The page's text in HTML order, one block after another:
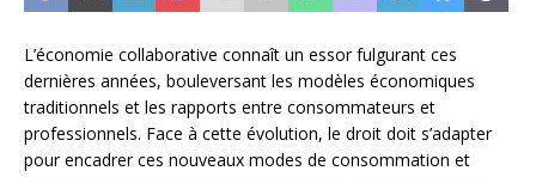
L’économie collaborative connaît un essor fulgurant ces
dernières années, bouleversant les modèles économiques
traditionnels et les rapports entre consommateurs et
professionnels. Face à cette évolution, le droit doit s’adapter
pour encadrer ces nouveaux modes de consommation et